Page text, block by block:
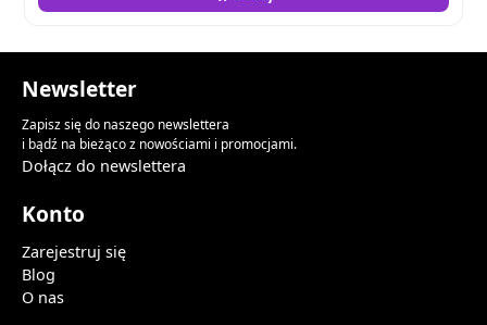
Newsletter
Zapisz się do naszego newslettera
i bądź na bieżąco z nowościami i promocjami.
Dołącz do newslettera
Konto
Zarejestruj się
Blog
O nas